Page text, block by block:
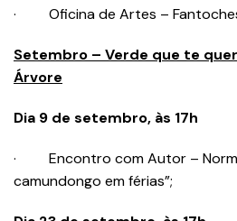
· Oficina de Artes –
Setembro – Verde que te
Árvore
Dia 9 de setembro, às 17h
· Encontro com Autor – Norma
camundongo em férias”;